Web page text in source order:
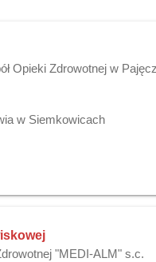
Opieki Zdrowotnej w
w Siemkowicach
"MEDI-ALM" s.c.